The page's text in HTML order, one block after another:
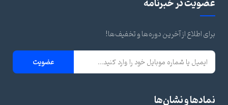
عضویت در خبرنامه
برای اطلاع از آخرین دوره‌ها و تخفیف‌ها!
عضویت
نمادها و نشان‌ها